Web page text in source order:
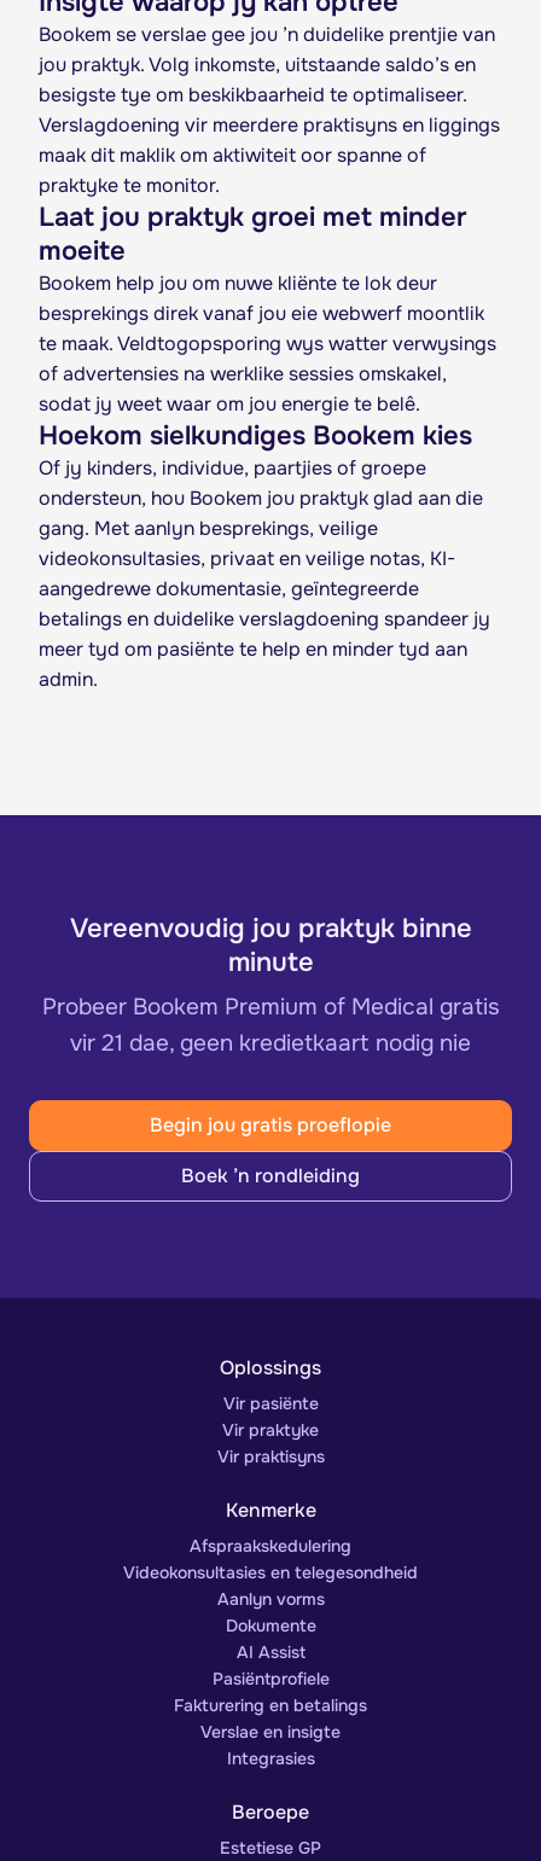
Bookem se verslae gee jou ’n duidelike prentjie van
jou praktyk. Volg inkomste, uitstaande saldo’s en
besigste tye om beskikbaarheid te optimaliseer.
Verslagdoening vir meerdere praktisyns en liggings
maak dit maklik om aktiwiteit oor spanne of
praktyke te monitor.
Laat jou praktyk groei met minder
moeite
Bookem help jou om nuwe kliënte te lok deur
besprekings direk vanaf jou eie webwerf moontlik
te maak. Veldtogopsporing wys watter verwysings
of advertensies na werklike sessies omskakel,
sodat jy weet waar om jou energie te belê.
Hoekom sielkundiges Bookem kies
Of jy kinders, individue, paartjies of groepe
ondersteun, hou Bookem jou praktyk glad aan die
gang. Met aanlyn besprekings, veilige
videokonsultasies, privaat en veilige notas, KI-
aangedrewe dokumentasie, geïntegreerde
betalings en duidelike verslagdoening spandeer jy
meer tyd om pasiënte te help en minder tyd aan
admin.
Vereenvoudig jou praktyk binne
minute
Probeer Bookem Premium of Medical gratis
vir 21 dae, geen kredietkaart nodig nie
Begin jou gratis proeflopie
Boek ’n rondleiding
Oplossings
Vir pasiënte
Vir praktyke
Vir praktisyns
Kenmerke
Afspraakskedulering
Videokonsultasies en telegesondheid
Aanlyn vorms
Dokumente
AI Assist
Pasiëntprofiele
Fakturering en betalings
Verslae en insigte
Integrasies
Beroepe
Estetiese GP